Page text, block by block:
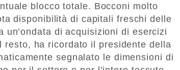
blocco totale. Bocconi molto
disponibilità di capitali freschi delle
di acquisizioni di esercizi
ha ricordato il presidente della
segnalato le dimensioni di